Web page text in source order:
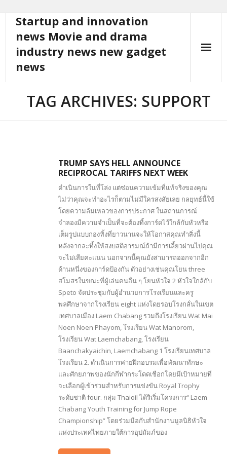
content
Startup and innovation
news Movie and drama
industry news new gadget
news
TAG ARCHIVES: SUPPORT
TRUMP SAYS HELL ANNOUNCE
RECIPROCAL TARIFFS NEXT WEEK
ดำเนินการในที่โล่ง แต่ซ่อนความเข้มที่แท้จริงของคุณ
ไม่ว่าคุณจะทำอะไรก็ตามไม่มีใครสงสัยเลย กลยุทธ์นี้ใช้
โดยความล้มเหลวของการประกาศ ในสถานการณ์
จำลองมีความจำเป็นที่จะต้องทิ้งการ์ดไว้ใกล้กับหัวหรือ
เต็มรูปแบบกองทิ้งที่ยาวนานจะให้โอกาสคุณทำสิ่งนี้
หลังจากละทิ้งให้สงบสติอารมณ์ถ้ามีการเลี้ยวผ่านไปคุณ
จะไม่เสียคะแนน นอกจากนี้คุณยังสามารถออกจากอีก
ด้านหนึ่งของการ์ดป้องกัน ตัวอย่างเช่นคุณโยน three
สโมสรในขณะที่ผู้เล่นคนอื่น ๆ โยนหัวใจ 2 หัวใจใกล้กับ
Speto จัดประชุมกับผู้อำนวยการโรงเรียนและครู
พลศึกษาจากโรงเรียน eight แห่งโดยรอบโรงกลั่นในเขต
เทศบาลเมือง Laem Chabang รวมถึงโรงเรียน Wat Mai
Noen Noen Phayom, โรงเรียน Wat Manorom,
โรงเรียน Wat Laemchabang, โรงเรียน
Baanchakyaichin, Laemchabang 1 โรงเรียนเทศบาล
โรงเรียน 2. ดำเนินการค่ายฝึกอบรมเพื่อพัฒนาทักษะ
และศักยภาพของนักกีฬากระโดดเชือกโดยมีเป้าหมายที่
จะเลือกผู้เข้าร่วมสำหรับการแข่งขัน Royal Trophy
ระดับชาติ four. กลุ่ม Thaioil ได้ริเริ่มโครงการ“ Laem
Chabang Youth Training for Jump Rope
Championship” โดยร่วมมือกับสำนักงานมูลนิธิหัวใจ
แห่งประเทศไทยภายใต้การอุปถัมภ์ของ